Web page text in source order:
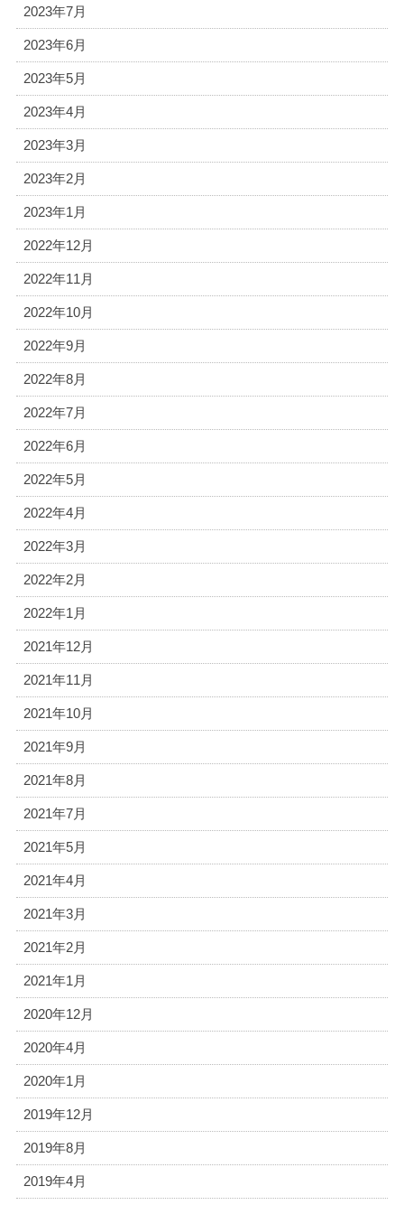
2023年7月
2023年6月
2023年5月
2023年4月
2023年3月
2023年2月
2023年1月
2022年12月
2022年11月
2022年10月
2022年9月
2022年8月
2022年7月
2022年6月
2022年5月
2022年4月
2022年3月
2022年2月
2022年1月
2021年12月
2021年11月
2021年10月
2021年9月
2021年8月
2021年7月
2021年5月
2021年4月
2021年3月
2021年2月
2021年1月
2020年12月
2020年4月
2020年1月
2019年12月
2019年8月
2019年4月